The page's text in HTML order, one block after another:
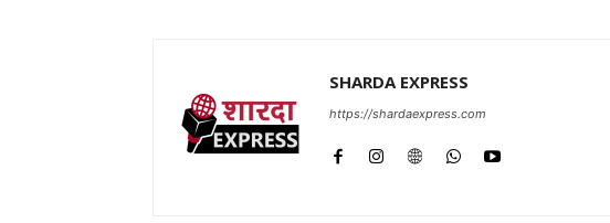
SHARDA EXPRESS
https://shardaexpress.com